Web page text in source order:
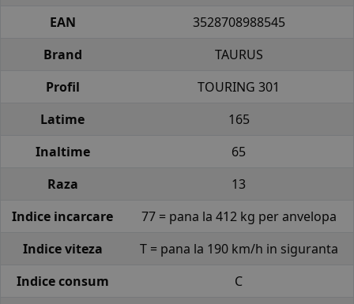
EAN
3528708988545
Brand
TAURUS
Profil
TOURING 301
Latime
165
Inaltime
65
Raza
13
Indice incarcare
77 = pana la 412 kg per anvelopa
Indice viteza
T = pana la 190 km/h in siguranta
Indice consum
C